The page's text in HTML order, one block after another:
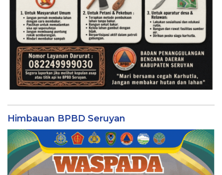
Himbauan BPBD Seruyan